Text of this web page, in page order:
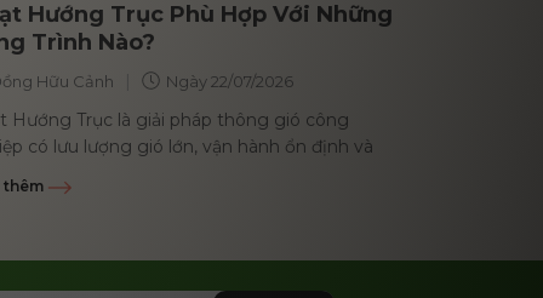
Hướng Trục Phù Hợp Với Những
Trình Nào?
Hữu Cảnh Ngày22/07/2026
Hướng Trục là giải pháp thông gió công
có lưu lượng gió lớn, vận hành ổn định và
thêm